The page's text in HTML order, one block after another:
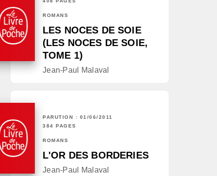
ROMANS
LES NOCES DE SOIE
(LES NOCES DE SOIE,
TOME 1)
Jean-Paul Malaval
PARUTION : 01/06/2011
384 PAGES
ROMANS
L'OR DES BORDERIES
Jean-Paul Malaval